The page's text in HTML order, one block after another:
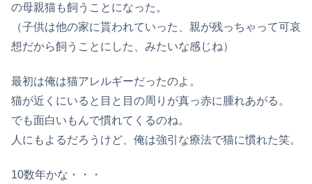
の母親猫も飼うことになった。
（子供は他の家に貰われていった、親が残っちゃって可哀
想だから飼うことにした、みたいな感じね）
最初は俺は猫アレルギーだったのよ。
猫が近くにいると目と目の周りが真っ赤に腫れあがる。
でも面白いもんで慣れてくるのね。
人にもよるだろうけど、俺は強引な療法で猫に慣れた笑。
10数年かな・・・